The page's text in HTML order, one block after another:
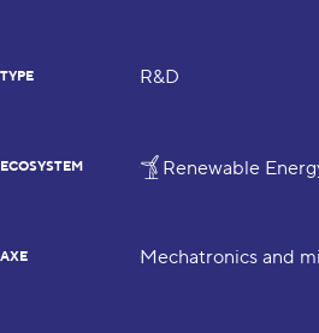
TYPE R&D
ECOSYSTEM Renewable
AXE Mechatronics and